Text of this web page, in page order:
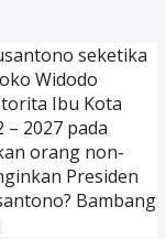
seketika
Widodo
Ibu Kota
2027 pada
orang non-
Presiden
Bambang